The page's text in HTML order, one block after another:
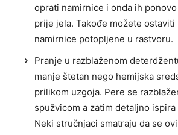
oprati namirnice i onda ih
prije jela. Takođe možete
namirnice potopljene u rastvoru.
Pranje u razblaženom
manje štetan nego hemijska
prilikom uzgoja. Pere se
spužvicom a zatim detaljno
Neki stručnjaci smatraju da se